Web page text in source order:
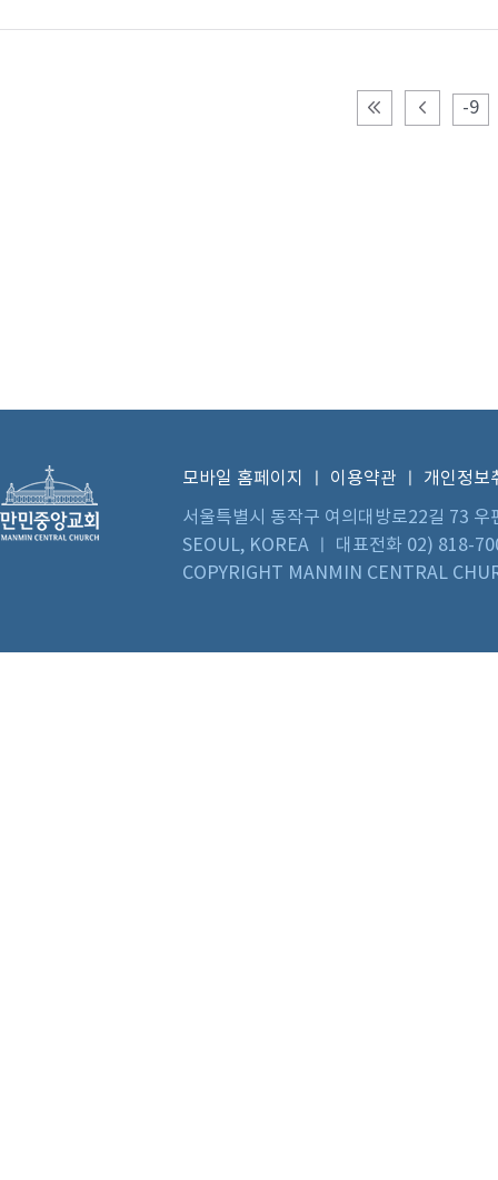
-9
모바일 홈페이지 이용약관
개인정보
서울특별시 동작구 여의대방로22길 73
SEOUL, KOREA ㅣ 대표전화 02) 818-
COPYRIGHT MANMIN CENTRAL